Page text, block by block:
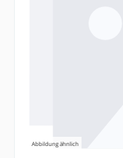
Abbildung ähnlich